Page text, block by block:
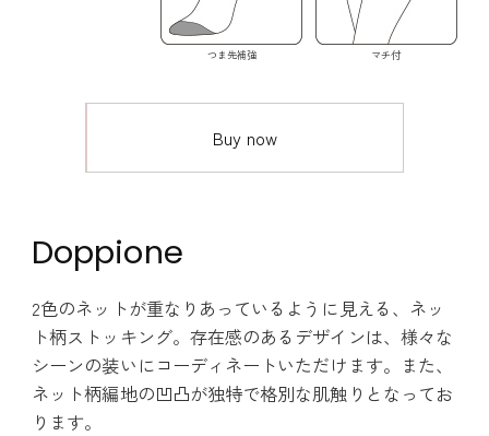
つま先補強 マチ付
Buy now
Doppione
2色のネットが重なりあっているように見える、ネッ
ト柄ストッキング。存在感のあるデザインは、様々な
シーンの装いにコーディネートいただけます。また、
ネット柄編地の凹凸が独特で格別な肌触りとなってお
ります。